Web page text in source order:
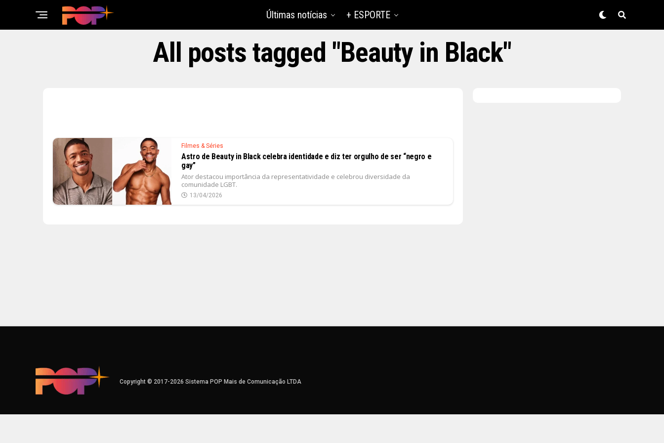
Últimas notícias + ESPORTE
All posts tagged "Beauty in Black"
Filmes & Séries
Astro de Beauty in Black celebra identidade e diz ter orgulho de ser “negro e
gay”
Ator destacou importância da representatividade e celebrou diversidade da
comunidade LGBT.
13/04/2026
Copyright © 2017-2026 Sistema POP Mais de Comunicação LTDA